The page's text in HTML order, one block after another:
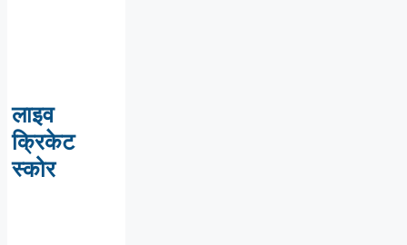
लाइव
क्रिकेट
स्कोर